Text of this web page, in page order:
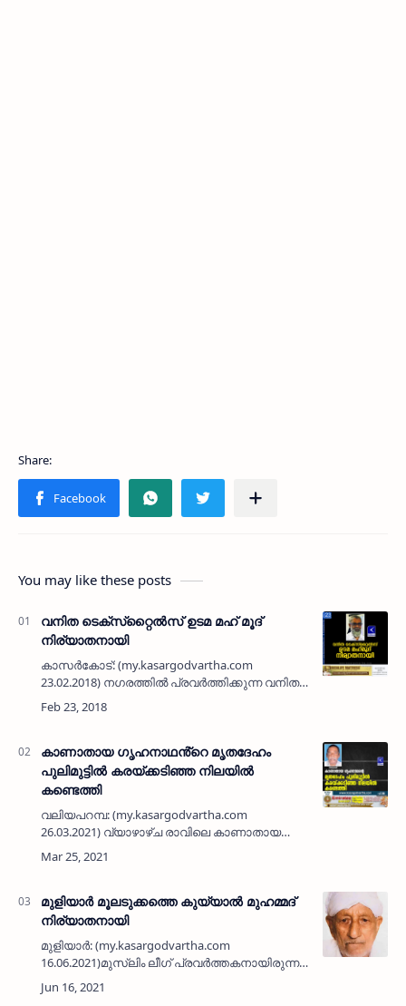
You may like these posts
വനിത ടെക്‌സ്‌റ്റൈല്‍സ് ഉടമ മഹ് മൂദ്
നിര്യാതനായി
കാസര്‍കോട്: (my.kasargodvartha.com
23.02.2018) നഗരത്തില്‍ പ്രവര്‍ത്തിക്കുന്ന വനിത
ടെക്‌സ്‌റ്റൈല്‍സ് ഉടമ തളങ്കര പള്ളിക്കാലിലെ എം
മഹ് മൂദ് (72) നിര്യാതനായി. പരേതരായ
കാണാതായ ഗൃഹനാഥൻ്റെ മൃതദേഹം
പുലിമുട്ടിൽ കരയ്ക്കടിഞ്ഞ നിലയിൽ
കണ്ടെത്തി
വലിയപറമ്പ: (my.kasargodvartha.com
26.03.2021) വ്യാഴാഴ്ച രാവിലെ കാണാതായ
ഗൃഹനാഥൻ്റെ മൃതദേഹം പുലിമുട്ടിൽ
കണ്ടെത്തി. പടന്ന കടപ്പുറം സ്വദേശിയായ
മാവിലാക…
മുളിയാർ മൂലടുക്കത്തെ കുയ്യാൽ മുഹമ്മദ്
നിര്യാതനായി
മുളിയാർ: (my.kasargodvartha.com
16.06.2021)മുസ്ലിം ലീഗ് പ്രവർത്തകനായിരുന്ന
മൂലടുക്കത്തെ കുയ്യാൽ മുഹമ്മദ് (86)
നിര്യാതനായി. ബുധനാഴ്ച രാവിലെയാണ്